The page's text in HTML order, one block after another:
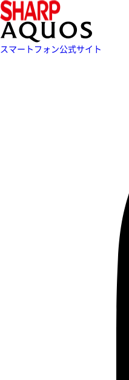
スマートフォン公式サイト